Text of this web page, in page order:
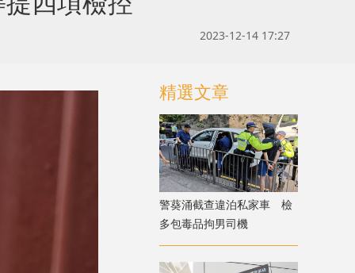
2023-12-14 17:27
精選文章
警葵涌截查違泊私家車 檢
多包毒品拘男司機